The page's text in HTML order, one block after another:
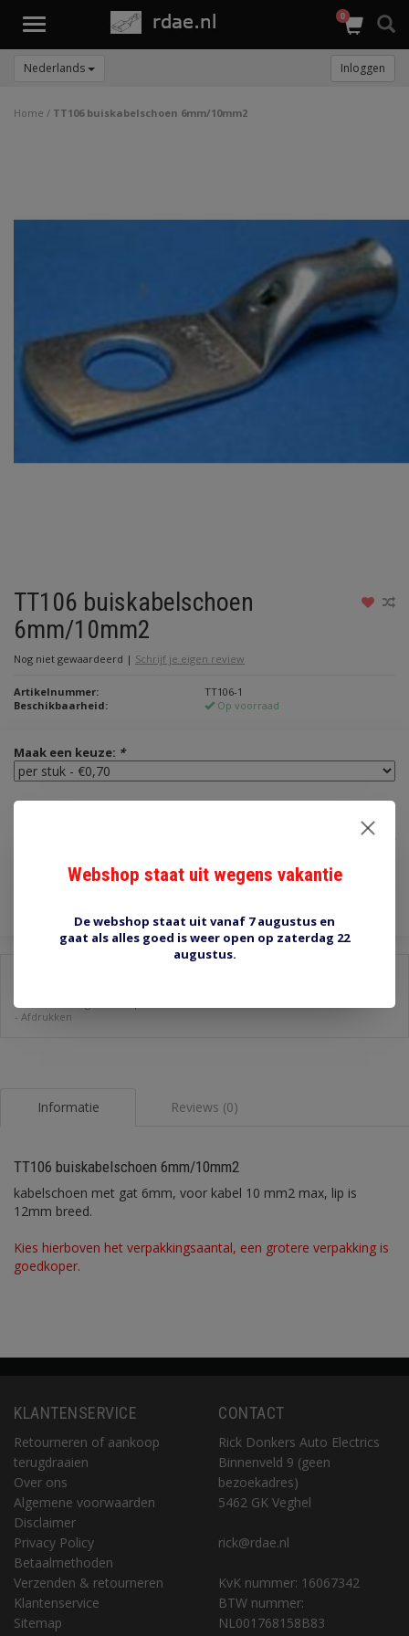
Toggle
0
Nederlands Inloggen
Home / TT106 buiskabelschoen 6mm/10mm2
TT106 buiskabelschoen
6mm/10mm2
Nog niet gewaardeerd | Schrijf je eigen review
Artikelnummer:
TT106-1
Beschikbaarheid:
Op voorraad
Maak een keuze: *
€0,70
Toevoegen aan winkelwagen
-
- Afdrukken
Informatie Reviews (0)
TT106 buiskabelschoen 6mm/10mm2
kabelschoen met gat 6mm, voor kabel 10 mm2 max, lip is
12mm breed.
Kies hierboven het verpakkingsaantal, een grotere verpakking is
goedkoper.
KLANTENSERVICE
Retourneren of aankoop
terugdraaien
Over ons
Algemene voorwaarden
Disclaimer
Privacy Policy
Betaalmethoden
Verzenden & retourneren
Klantenservice
Sitemap
CONTACT
Rick Donkers Auto Electrics
Binnenveld 9 (geen
bezoekadres)
5462 GK Veghel
rick@rdae.nl
KvK nummer: 16067342
BTW nummer:
NL001768158B83
Webshop staat uit wegens vakantie
De webshop staat uit vanaf 7 augustus en
gaat als alles goed is weer open op zaterdag 22
augustus.